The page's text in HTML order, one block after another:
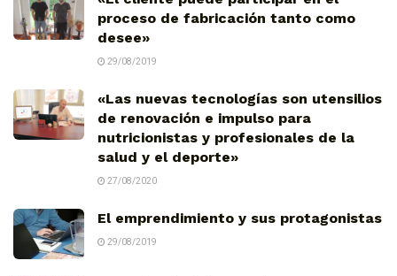
proceso de fabricación tanto como
desee»
29/08/2019
«Las nuevas tecnologías son utensilios
de renovación e impulso para
nutricionistas y profesionales de la
salud y el deporte»
27/08/2020
El emprendimiento y sus protagonistas
29/08/2019